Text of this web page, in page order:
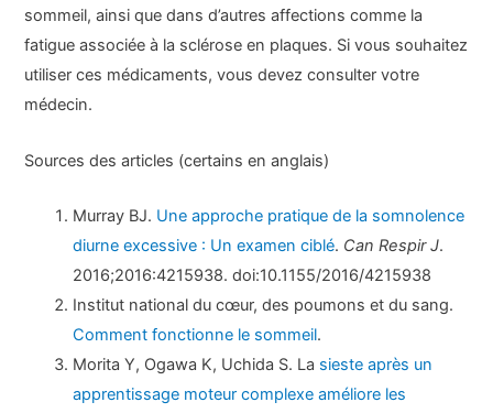
sommeil, ainsi que dans d’autres affections comme la
fatigue associée à la sclérose en plaques. Si vous souhaitez
utiliser ces médicaments, vous devez consulter votre
médecin.
Sources des articles (certains en anglais)
Murray BJ. Une approche pratique de la somnolence
diurne excessive : Un examen ciblé. Can Respir J.
2016;2016:4215938. doi:10.1155/2016/4215938
Institut national du cœur, des poumons et du sang.
Comment fonctionne le sommeil.
Morita Y, Ogawa K, Uchida S. La sieste après un
apprentissage moteur complexe améliore les